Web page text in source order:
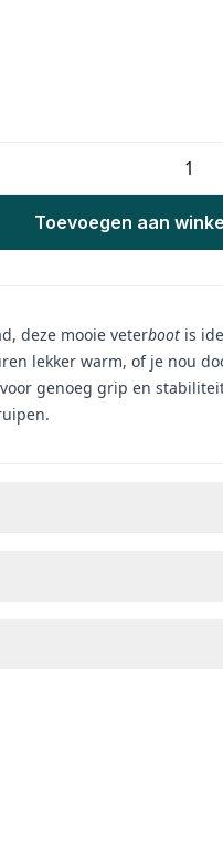
Toevoegen aan
deze mooie veterboot is
lekker warm, of je nou
genoeg grip en